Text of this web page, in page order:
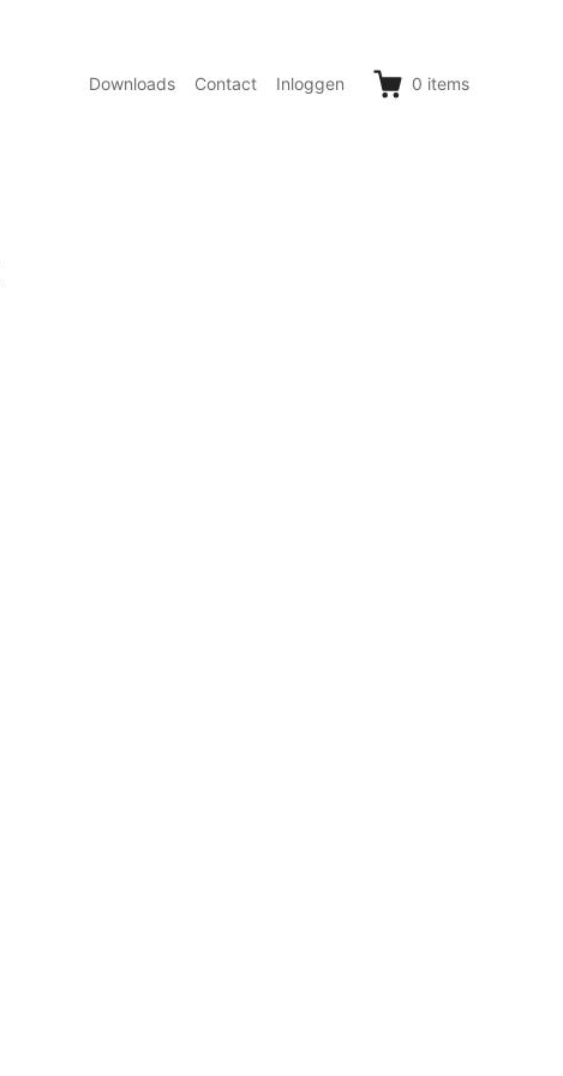
Downloads Contact Inloggen 0 items